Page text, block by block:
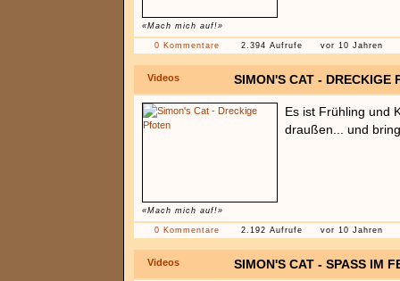
«Mach mich auf!»
0 Kommentare 2.394 Aufrufe vor 10 Jahren
Videos SIMON'S CAT - DRECKIGE
«Mach mich auf!»
Es ist Frühling und
draußen... und
0 Kommentare 2.192 Aufrufe vor 10 Jahren
Videos SIMON'S CAT - SPASS IM